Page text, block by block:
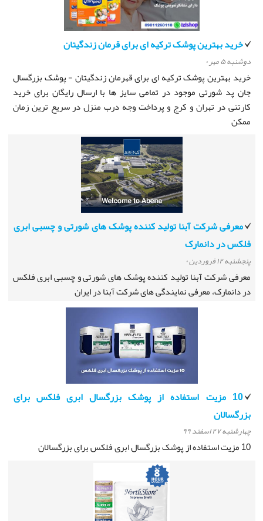
خرید بهترین پوشک ترکیه ای برای قرمان زندگیتان
دوشنبه ۵ مهر ۰
خرید بهترین پوشک ترکیه ای برای قهرمان زندگیتان - پوشک بزرگسال
جان پد شورتی موجود در تمامی سایز ها با ارسال رایگان برای خرید
کارتنی در تهران و کرج و پرداخت وجه درب منزل در سریع ترین زمان
ممکن
معرفی شرکت آبنا تولید کننده پوشک های شورتی و چسبی ابری
فلکس در دانمارک
پنجشنبه ۱۲ فروردین ۰
معرفی شرکت آبنا تولید کننده پوشک های شورتی و چسبی ابری فلکس
در دانمارک، معرفی نمایندگی های شرکت آبنا در ایران
10 مزیت استفاده از پوشک بزرگسال ابری فلکس برای
بزرگسالان
چهارشنبه ۲۷ اسفند ۹۹
10 مزیت استفاده از پوشک بزرگسال ابری فلکس برای بزرگسالان